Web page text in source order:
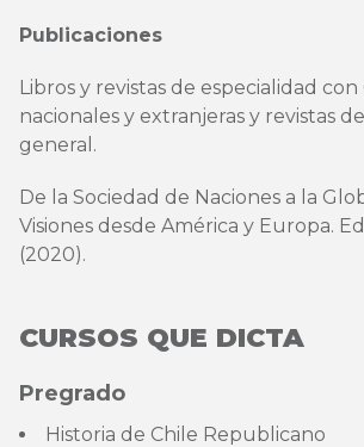
Publicaciones
Libros y revistas de especialidad con
nacionales y extranjeras y revistas
general.
De la Sociedad de Naciones a la
Visiones desde América y Europa.
(2020).
CURSOS QUE DICTA
Pregrado
Historia de Chile Republicano